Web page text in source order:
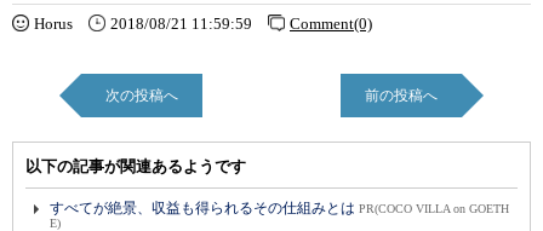
Horus 2018/08/21 11:59:59 Comment(0)
次の投稿へ 前の投稿へ
以下の記事が関連あるようです
すべてが絶景、収益も得られるその仕組みとは PR(COCO VILLA on GOETH
E)